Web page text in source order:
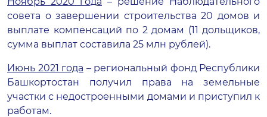
совета о завершении строительства 20 домов и
выплате компенсаций по 2 домам (11 дольщиков,
сумма выплат составила 25 млн рублей).
Июнь 2021 года – региональный фонд Республики
Башкортостан получил права на земельные
участки с недостроенными домами и приступил к
работам.